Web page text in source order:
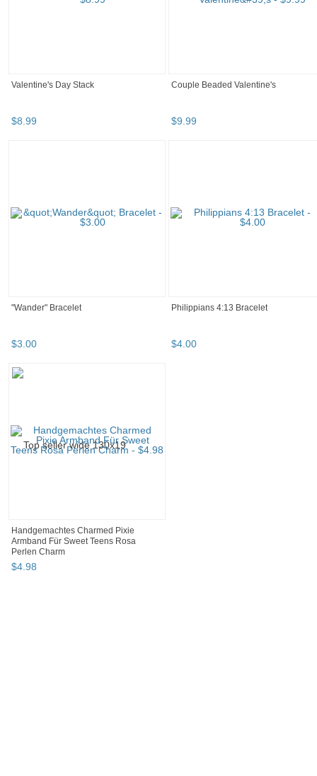
Valentine's Day Stack
$8.99
Couple Beaded Valentine's
$9.99
"Wander" Bracelet
$3.00
Philippians 4:13 Bracelet
$4.00
Handgemachtes Charmed Pixie
Armband Für Sweet Teens Rosa
Perlen Charm
$4.98